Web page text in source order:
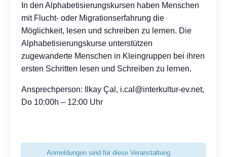
In den Alphabetisierungskursen haben Menschen
mit Flucht- oder Migrationserfahrung die
Möglichkeit, lesen und schreiben zu lernen. Die
Alphabetisierungskurse unterstützen
zugewanderte Menschen in Kleingruppen bei ihren
ersten Schritten lesen und Schreiben zu lernen.
Ansprechperson: Ilkay Çal, i.cal@interkultur-ev.net,
Do 10:00h – 12:00 Uhr
Anmeldungen sind für diese Veranstaltung